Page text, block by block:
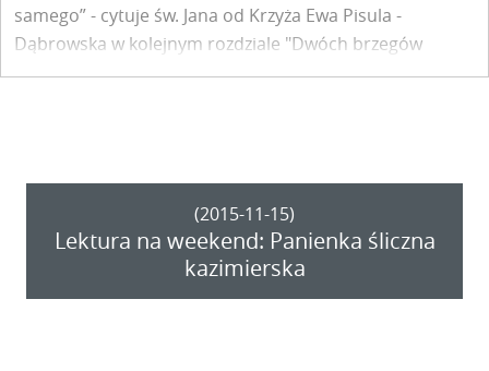
samego” - cytuje św. Jana od Krzyża Ewa Pisula -
Dąbrowska w kolejnym rozdziale "Dwóch brzegów
ponad tęczą" -„Lubię deszcz" . Dlaczego?
(2015-11-15)
Lektura na weekend: Panienka śliczna
kazimierska